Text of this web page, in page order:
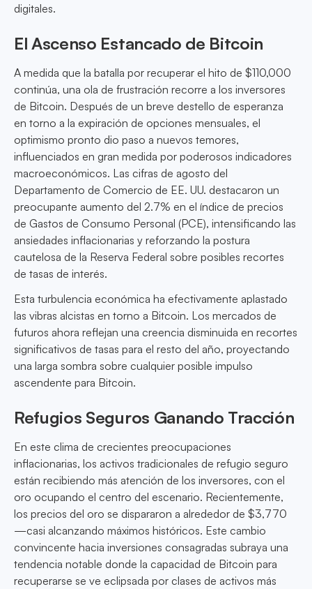
digitales.
El Ascenso Estancado de Bitcoin
A medida que la batalla por recuperar el hito de $110,000
continúa, una ola de frustración recorre a los inversores
de Bitcoin. Después de un breve destello de esperanza
en torno a la expiración de opciones mensuales, el
optimismo pronto dio paso a nuevos temores,
influenciados en gran medida por poderosos indicadores
macroeconómicos. Las cifras de agosto del
Departamento de Comercio de EE. UU. destacaron un
preocupante aumento del 2.7% en el índice de precios
de Gastos de Consumo Personal (PCE), intensificando las
ansiedades inflacionarias y reforzando la postura
cautelosa de la Reserva Federal sobre posibles recortes
de tasas de interés.
Esta turbulencia económica ha efectivamente aplastado
las vibras alcistas en torno a Bitcoin. Los mercados de
futuros ahora reflejan una creencia disminuida en recortes
significativos de tasas para el resto del año, proyectando
una larga sombra sobre cualquier posible impulso
ascendente para Bitcoin.
Refugios Seguros Ganando Tracción
En este clima de crecientes preocupaciones
inflacionarias, los activos tradicionales de refugio seguro
están recibiendo más atención de los inversores, con el
oro ocupando el centro del escenario. Recientemente,
los precios del oro se dispararon a alrededor de $3,770
—casi alcanzando máximos históricos. Este cambio
convincente hacia inversiones consagradas subraya una
tendencia notable donde la capacidad de Bitcoin para
recuperarse se ve eclipsada por clases de activos más